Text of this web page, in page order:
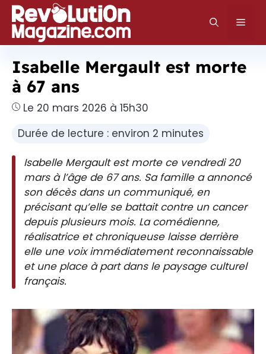
Aller
au
contenu
Isabelle Mergault est morte
à 67 ans
Le 20 mars 2026 à 15h30
Durée de lecture : environ 2 minutes
Isabelle Mergault est morte ce vendredi 20
mars à l’âge de 67 ans. Sa famille a annoncé
son décès dans un communiqué, en
précisant qu’elle se battait contre un cancer
depuis plusieurs mois. La comédienne,
réalisatrice et chroniqueuse laisse derrière
elle une voix immédiatement reconnaissable
et une place à part dans le paysage culturel
français.